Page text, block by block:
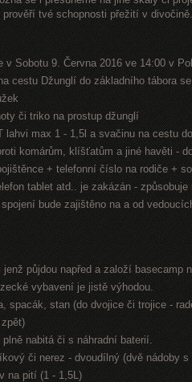
prověří tvé schopnosti přežití v
v Sobotu 9. Června 2016 ve 14:00 v
cestu Džunglí do základního tábora
či triko na prostup džunglí
lahvi max 1 - 1,5l a svačinu na cestu
komárům, klíšťatům a jiné havěti -
+ telefonní číslo na rodiče +
tablet atd.. je zakázán -
bude zajištěno na a od
jenž půjdou napřed a založí basecamp
vybavení je jistě výhodou.
spacák, stan (do dvojice či trojice -
plně nabitá či s náhradní baterií.
či nerez - dvoudílný (dvě nádoby
na pití (1 - 1,5L)